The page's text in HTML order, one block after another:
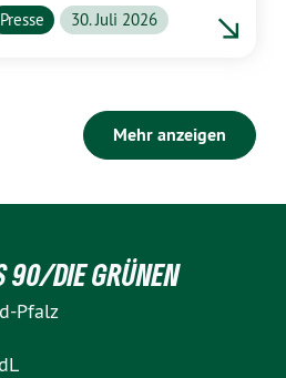
Presse 30. Juli 2026
Mehr anzeigen
90/DIE GRÜNEN
Pfalz